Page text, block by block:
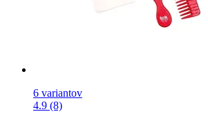
6 variantov
4.9 (8)